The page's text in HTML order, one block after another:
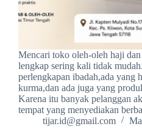
Mencari toko oleh-oleh haji
lengkap sering kali tidak
perlengkapan ibadah,ada yang
kurma,dan ada juga yang
Karena itu banyak pelanggan
tempat yang menyediakan
tijar.id@gmail.com